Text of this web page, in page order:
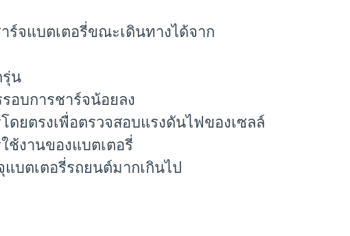
ร์จแบตเตอรี่ขณะเดินทางได้จาก
รุ่น
อบการชาร์จน้อยลง
ดยตรงเพื่อตรวจสอบแรงดันไฟของเซลล์
ช้งานของแบตเตอรี่
บตเตอรี่รถยนต์มากเกินไป